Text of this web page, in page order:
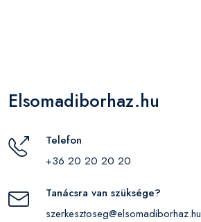
Elsomadiborhaz.hu
Telefon
+36 20 20 20 20
Tanácsra van szüksége?
szerkesztoseg@elsomadiborhaz.hu